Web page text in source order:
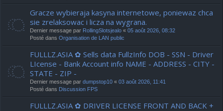
Gracze wybieraja kasyna internetowe, poniewaz chca
sie zrelaksowac i licza na wygrana.
Dernier message par RollingSlotsjealo « 05 août 2026, 08:32
Posté dans Organisation de LAN public
FULLLZ.ASIA ✿ Sells data FullzInfo DOB - SSN - Driver
LIcense - Bank Account info NAME - ADDRESS - CITY -
STATE - ZIP -
Dernier message par dumpstop10 « 03 août 2026, 11:41
Posté dans Discussion FPS
FULLLZ.ASIA ✿ DRIVER LICENSE FRONT AND BACK +